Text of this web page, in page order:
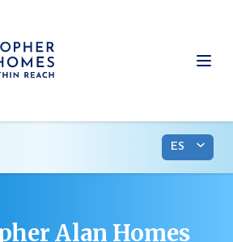
Alan Homes